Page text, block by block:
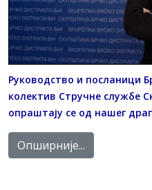
Руководство и посланици
колектив Стручне службе
опраштају се од нашег
Опширније...